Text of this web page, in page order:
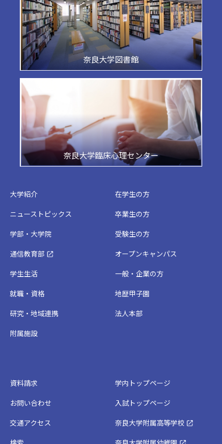
奈良大学図書館
奈良大学臨床心理センター
大学紹介
ニューストピックス
学部・大学院
通信教育部
学生生活
就職・資格
研究・地域連携
附属施設
在学生の方
卒業生の方
受験生の方
オープンキャンパス
一般・企業の方
地歴甲子園
法人本部
資料請求
お問い合わせ
交通アクセス
学内トップページ
入試トップページ
奈良大学附属高等学校